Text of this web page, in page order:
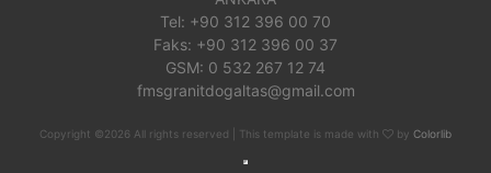
Tel: +90 312 396 00 70
Faks: +90 312 396 00 37
GSM: 0 532 267 12 74
fmsgranitdogaltas@gmail.com
Copyright ©2026 All rights reserved | This template is made with by Colorlib